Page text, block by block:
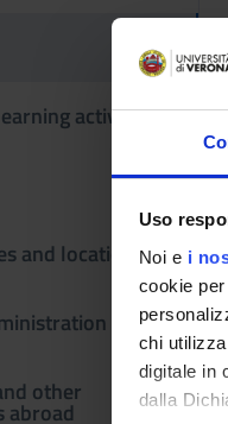
Uso
Noi e i
cookie
chi
digitale in
dalla
activities
and locations
other
abroad